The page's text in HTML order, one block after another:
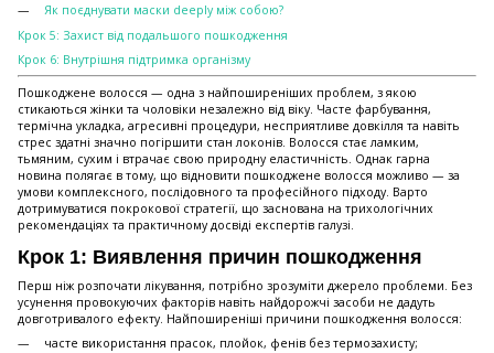
Як поєднувати маски deeply між собою?
Крок 5: Захист від подальшого пошкодження
Крок 6: Внутрішня підтримка організму
Пошкоджене волосся — одна з найпоширеніших проблем, з якою
стикаються жінки та чоловіки незалежно від віку. Часте фарбування,
термічна укладка, агресивні процедури, несприятливе довкілля та навіть
стрес здатні значно погіршити стан локонів. Волосся стає ламким,
тьмяним, сухим і втрачає свою природну еластичність. Однак гарна
новина полягає в тому, що відновити пошкоджене волосся можливо — за
умови комплексного, послідовного та професійного підходу. Варто
дотримуватися покрокової стратегії, що заснована на трихологічних
рекомендаціях та практичному досвіді експертів галузі.
Крок 1: Виявлення причин пошкодження
Перш ніж розпочати лікування, потрібно зрозуміти джерело проблеми. Без
усунення провокуючих факторів навіть найдорожчі засоби не дадуть
довготривалого ефекту. Найпоширеніші причини пошкодження волосся:
часте використання прасок, плойок, фенів без термозахисту;